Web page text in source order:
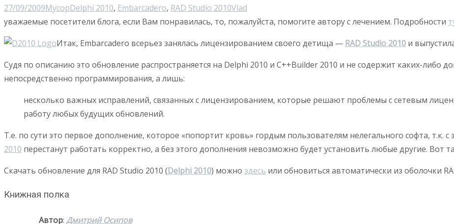
27/09/2009МусорDelphi 2010, Embarcadero, RAD Studio 2010Vlad
уважаемые посетители блога, если Вам понравилась, то, пожалуйста, помогите автору с лечением. Подробности
Итак, Embarcadero всерьез занялась лицензированием своего детища — RAD Studio 2010 и
Судя по описанию это обновление распространяется на Delphi 2010 и C++Builder 2010 и не содержит каких-либо
непосредственно программирования, а лишь:
несколько важных исправлений, связанных с лицензированием, которые решают проблемы с сетевым
работу любых будущих обновлений.
Т.е. по сути это первое дополнение, которое «попортит кровь» гордым пользователям нелегального софта, т.к.
2010 перестанут работать корректно, а без этого дополнения невозможно будет установить любые другие. Вот
Скачать обновление для RAD Studio 2010 (Delphi 2010) можно здесь или обновиться автоматически из оболочки
Книжная полка
Автор: Дмитрий Осипов